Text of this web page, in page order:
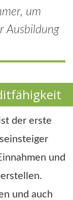
um
Ausbildung
der erste
und
und auch